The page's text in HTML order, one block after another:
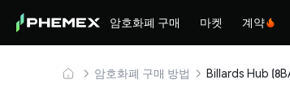
암호화폐 구매 마켓 계약
암호화폐 구매 방법